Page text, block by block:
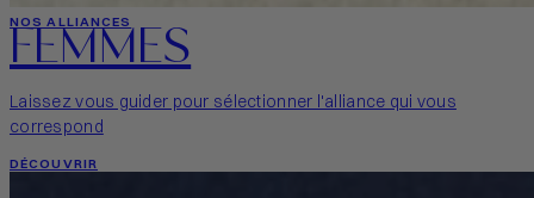
NOS ALLIANCES
FEMMES
Laissez vous guider pour sélectionner l'alliance qui vous
correspond
DÉCOUVRIR